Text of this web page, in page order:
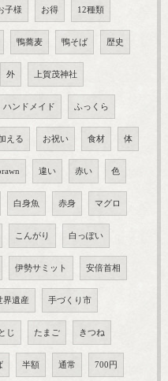
子様 お得 12種類
鴨蕎麦 鴨そば 歴史
外 上賀茂神社
ハンドメイド ふっくら
える お祝い 食材 体
違い 赤い 色
白身魚 赤身 マグロ
こんがり 白っぽい
伊勢サミット 安倍首相
界遺産 手づくり市
じ たまご きつね
半額 通常 700円